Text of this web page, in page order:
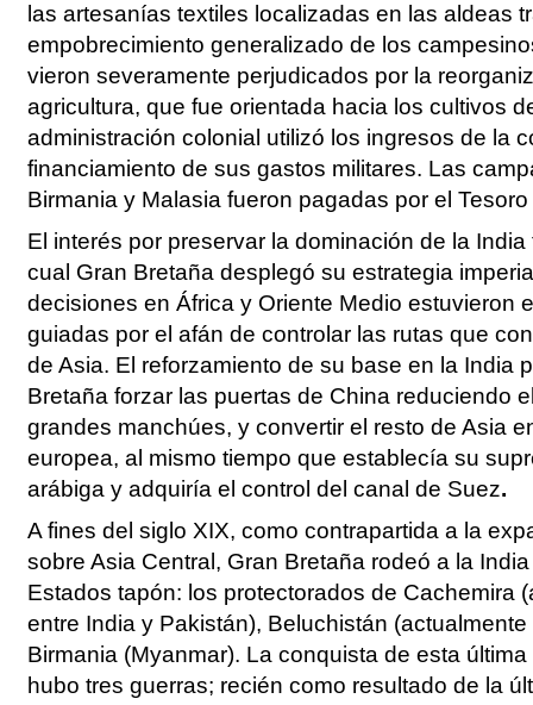
las artesanías textiles localizadas en las aldeas
empobrecimiento generalizado de los
vieron severamente perjudicados por la
agricultura, que fue orientada hacia los cultivos
administración colonial utilizó los ingresos de la
financiamiento de sus gastos militares. Las
Birmania y Malasia fueron pagadas por el
El interés por preservar la dominación de la
cual Gran Bretaña desplegó su estrategia
decisiones en África y Oriente Medio estuvieron
guiadas por el afán de controlar las rutas que
de Asia. El reforzamiento de su base en la India
Bretaña forzar las puertas de China reduciendo
grandes manchúes, y convertir el resto de Asia
europea, al mismo tiempo que establecía su
arábiga y adquiría el control del canal de Suez.
A fines del siglo XIX, como contrapartida a la
sobre Asia Central, Gran Bretaña rodeó a la
Estados tapón: los protectorados de Cachemira
entre India y Pakistán), Beluchistán
Birmania (Myanmar). La conquista de esta
hubo tres guerras; recién como resultado de la